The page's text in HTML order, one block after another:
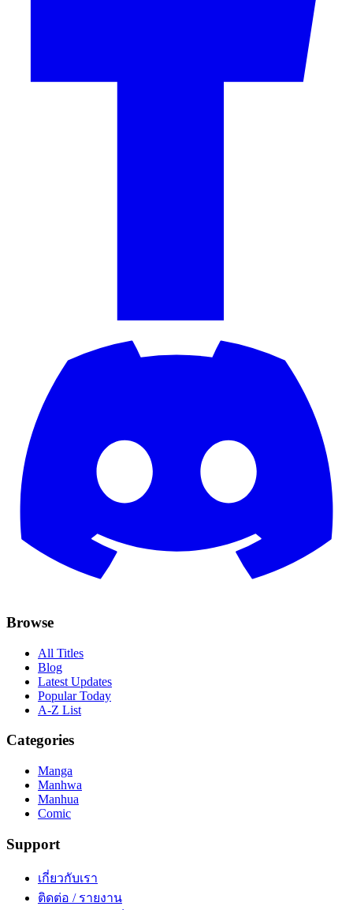
Browse
All Titles
Blog
Latest Updates
Popular Today
A-Z List
Categories
Manga
Manhwa
Manhua
Comic
Support
เกี่ยวกับเรา
ติดต่อ / รายงาน